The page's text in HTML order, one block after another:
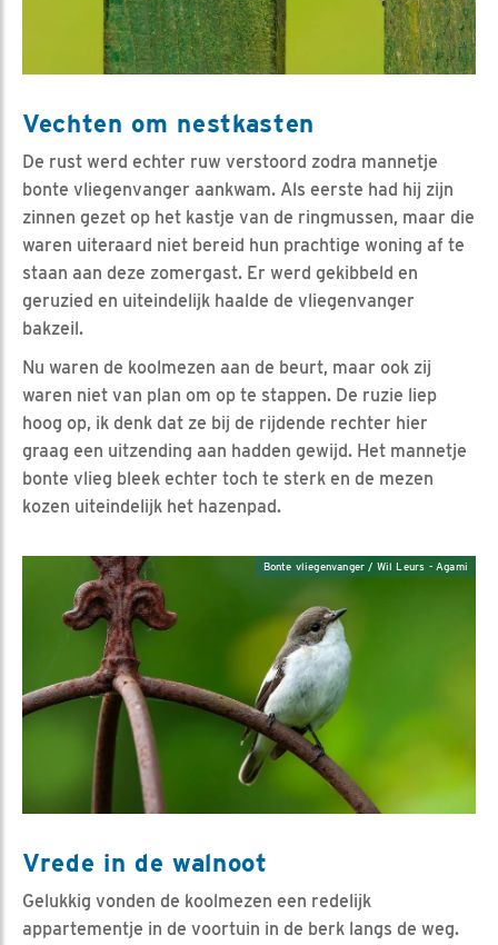
Vechten om nestkasten
De rust werd echter ruw verstoord zodra mannetje
bonte vliegenvanger aankwam. Als eerste had hij zijn
zinnen gezet op het kastje van de ringmussen, maar die
waren uiteraard niet bereid hun prachtige woning af te
staan aan deze zomergast. Er werd gekibbeld en
geruzied en uiteindelijk haalde de vliegenvanger
bakzeil.
Nu waren de koolmezen aan de beurt, maar ook zij
waren niet van plan om op te stappen. De ruzie liep
hoog op, ik denk dat ze bij de rijdende rechter hier
graag een uitzending aan hadden gewijd. Het mannetje
bonte vlieg bleek echter toch te sterk en de mezen
kozen uiteindelijk het hazenpad.
Bonte vliegenvanger / Wil Leurs - Agami
Vrede in de walnoot
Gelukkig vonden de koolmezen een redelijk
appartementje in de voortuin in de berk langs de weg.